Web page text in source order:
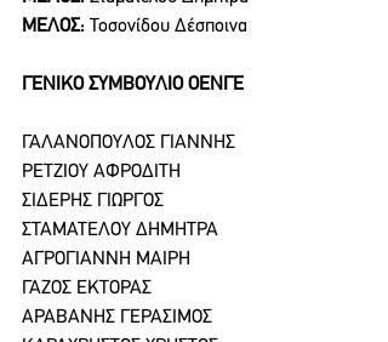
ΜΕΛΟΣ: Τοσονίδου Δέσποινα
ΓΕΝΙΚΟ ΣΥΜΒΟΥΛΙΟ ΟΕΝΓΕ
ΓΑΛΑΝΟΠΟΥΛΟΣ ΓΙΑΝΝΗΣ
ΡΕΤΖΙΟΥ ΑΦΡΟΔΙΤΗ
ΣΙΔΕΡΗΣ ΓΙΩΡΓΟΣ
ΣΤΑΜΑΤΕΛΟΥ ΔΗΜΗΤΡΑ
ΑΓΡΟΓΙΑΝΝΗ ΜΑΙΡΗ
ΓΑΖΟΣ ΕΚΤΟΡΑΣ
ΑΡΑΒΑΝΗΣ ΓΕΡΑΣΙΜΟΣ